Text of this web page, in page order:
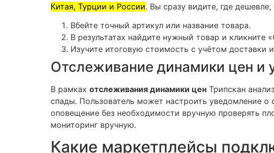
Китая, Турции и России. Вы сразу видите, где
Вбейте точный артикул или название товара.
В результатах найдите нужный товар и кликните
Изучите итоговую стоимость с учётом доставки
Отслеживание динамики цен и
В рамках отслеживания динамики цен Трипскан
спады. Пользователь может настроить уведомление
оповещение без необходимости вручную проверять
мониторинг вручную.
Какие маркетплейсы